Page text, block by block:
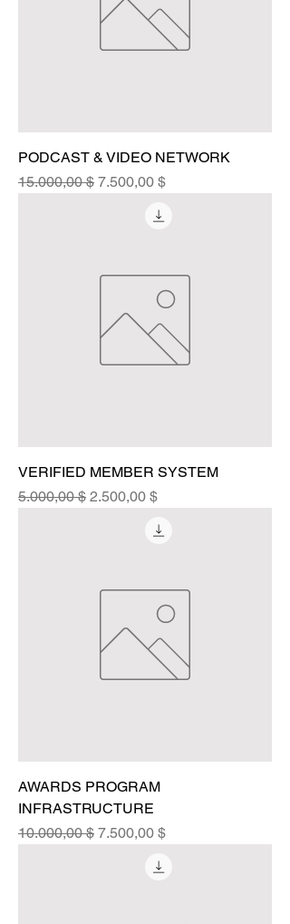
PODCAST & VIDEO NETWORK
Standardpreis
15.000,00 $ Sale-Preis
7.500,00 $
VERIFIED MEMBER SYSTEM
Standardpreis
5.000,00 $ Sale-Preis
2.500,00 $
AWARDS PROGRAM
INFRASTRUCTURE
Standardpreis
10.000,00 $ Sale-Preis
7.500,00 $